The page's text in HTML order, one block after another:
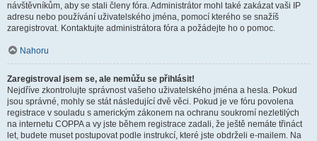
návštěvníkům, aby se stali členy fóra. Administrátor mohl také zakázat vaši IP
adresu nebo používání uživatelského jména, pomocí kterého se snažíš
zaregistrovat. Kontaktujte administrátora fóra a požádejte ho o pomoc.
Nahoru
Zaregistroval jsem se, ale nemůžu se přihlásit!
Nejdříve zkontrolujte správnost vašeho uživatelského jména a hesla. Pokud
jsou správné, mohly se stát následující dvě věci. Pokud je ve fóru povolena
registrace v souladu s americkým zákonem na ochranu soukromí nezletilých
na internetu COPPA a vy jste během registrace zadali, že ještě nemáte třináct
let, budete muset postupovat podle instrukcí, které jste obdrželi e-mailem. Na